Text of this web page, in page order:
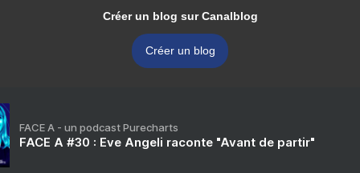
Créer un blog sur Canalblog
Créer un blog
FACE A - un podcast Purecharts
FACE A #30 : Eve Angeli raconte "Avant de partir"